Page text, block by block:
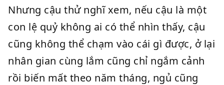
Nhưng cậu thử nghĩ xem, nếu cậu là một
con lệ quỷ không ai có thể nhìn thấy, cậu
cũng không thể chạm vào cái gì được, ở lại
nhân gian cùng lắm cũng chỉ ngắm cảnh
rồi biến mất theo năm tháng, ngủ cũng